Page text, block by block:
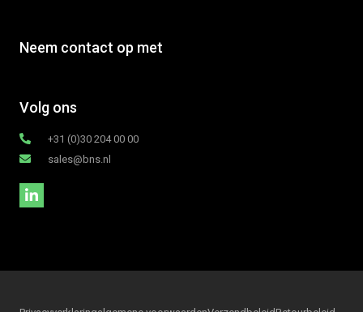
Neem contact op met
Volg ons
+31 (0)30 204 00 00
sales@bns.nl